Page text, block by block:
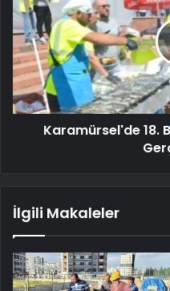
Karamürsel'de 18.
İlgili Makaleler